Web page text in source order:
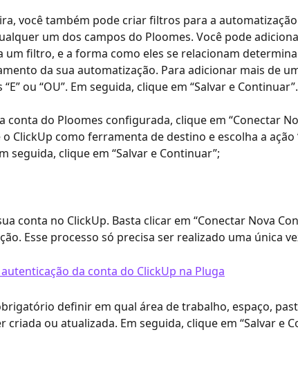
você também pode criar filtros para a
um dos campos do Ploomes. Você pode
um filtro, e a forma como eles se relacionam
da sua automatização. Para adicionar mais de
ou “OU”. Em seguida, clique em “Salvar e Continuar”.
conta do Ploomes configurada, clique em “Conectar
o ClickUp como ferramenta de destino e escolha a
seguida, clique em “Salvar e Continuar”;
conta no ClickUp. Basta clicar em “Conectar Nova
Esse processo só precisa ser realizado uma única
definir em qual área de trabalho, espaço,
criada ou atualizada. Em seguida, clique em “Salvar e